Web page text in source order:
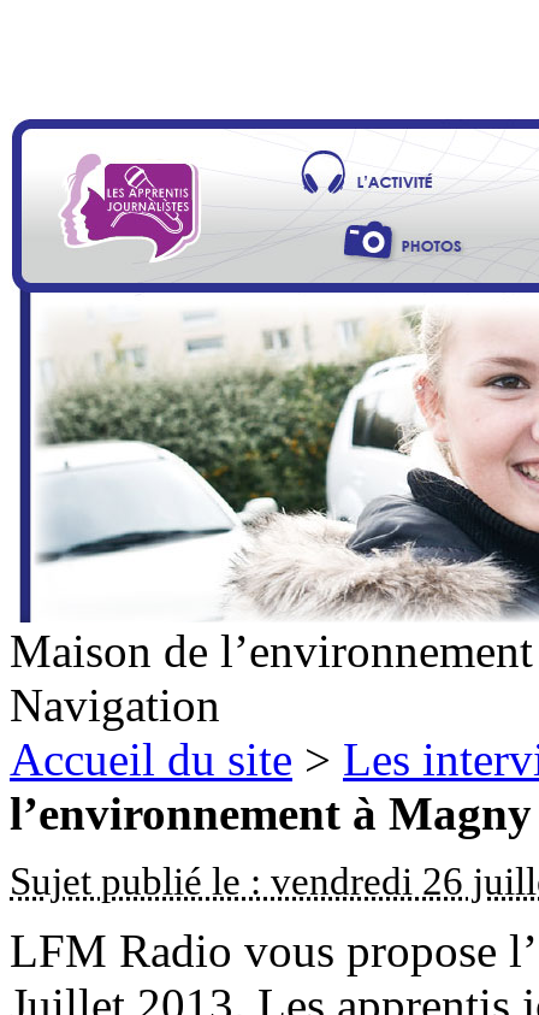
Maison de
Navigation
Accueil du site > Les
l’environnement à
Sujet publié le : vendredi 26
LFM Radio vous propose